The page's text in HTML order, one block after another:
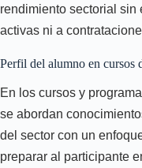
rendimiento sectorial sin
activas ni a
Perfil del alumno en cursos
En los cursos y
se abordan
del sector con un
preparar al participante